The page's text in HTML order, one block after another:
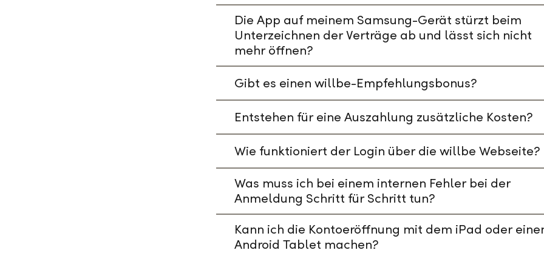
Die App auf meinem Samsung-Gerät stürzt beim
Unterzeichnen der Verträge ab und lässt sich nicht
mehr öffnen?
Gibt es einen willbe-Empfehlungsbonus?
Entstehen für eine Auszahlung zusätzliche Kosten?
Wie funktioniert der Login über die willbe Webseite?
Was muss ich bei einem internen Fehler bei der
Anmeldung Schritt für Schritt tun?
Kann ich die Kontoeröffnung mit dem iPad oder
Android Tablet machen?